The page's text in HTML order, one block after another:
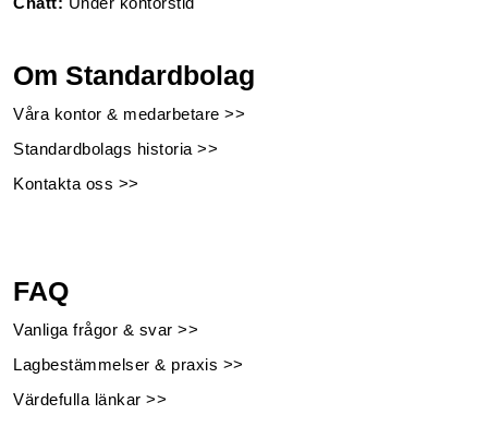
Om Standardbolag
Våra kontor & medarbetare >>
Standardbolags historia >>
Kontakta oss >>
FAQ
Vanliga frågor & svar >>
Lagbestämmelser & praxis >>
Värdefulla länkar >>